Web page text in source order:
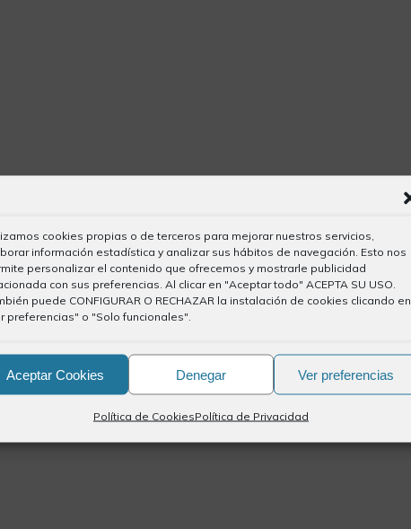
cookies propias o de terceros para mejorar nuestros servicios,
información estadística y analizar sus hábitos de navegación. Esto nos
personalizar el contenido que ofrecemos y mostrarle publicidad
con sus preferencias. Al clicar en "Aceptar todo" ACEPTA SU USO.
puede CONFIGURAR O RECHAZAR la instalación de cookies clicando en
preferencias" o "Solo funcionales".
Aceptar Cookies Denegar Ver preferencias
Política de CookiesPolítica de Privacidad